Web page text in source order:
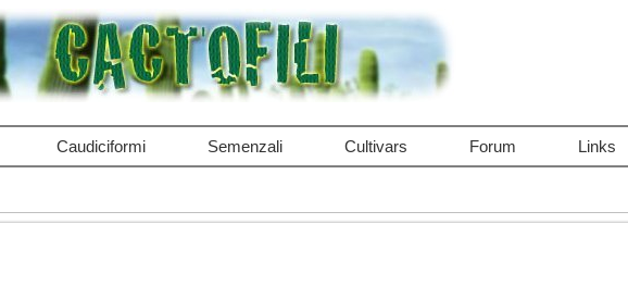
Caudiciformi Semenzali Cultivars Forum Links